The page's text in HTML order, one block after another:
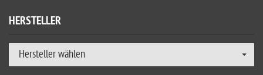
HERSTELLER
Hersteller wählen